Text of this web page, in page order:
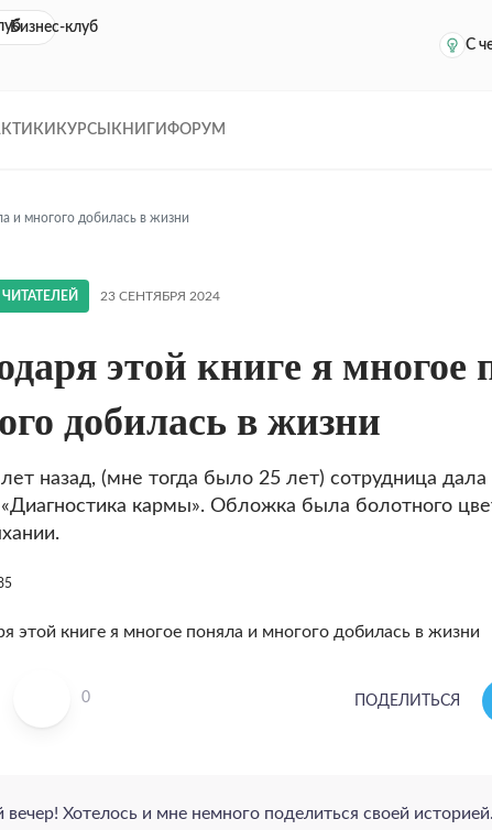
Бизнес-клуб
С
КУРСЫ КНИГИ ФОРУМ
и многого добилась в жизни
23 СЕНТЯБРЯ 2024
этой книге я многое
добилась в жизни
назад, (мне тогда было 25 лет) сотрудница дала
кармы». Обложка была болотного
0 ПОДЕЛИТЬСЯ
Хотелось и мне немного поделиться своей историей.